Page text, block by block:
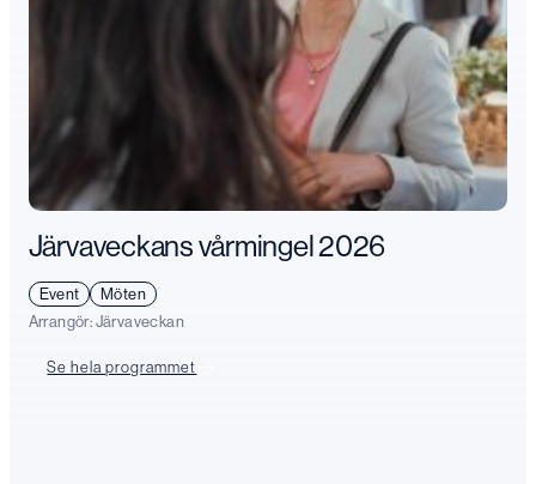
Järvaveckans vårmingel 2026
Event
Möten
Arrangör:Järvaveckan
Se hela programmet